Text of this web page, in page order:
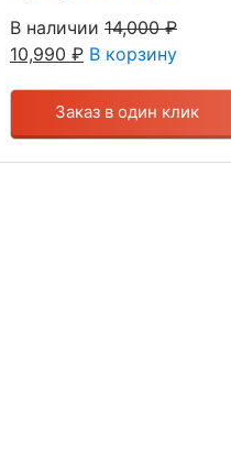
В наличии 14,000₽
10,990 ₽ В корзину
Заказ в один клик